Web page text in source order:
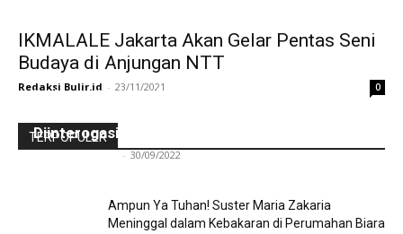
IKMALALE Jakarta Akan Gelar Pentas Seni
Budaya di Anjungan NTT
Redaksi Bulir.id - 23/11/2021 0
TERPOPULER
Ini Kronologinya! Diduga Teriaki Kata Sambo,
Diinterogasi Aparat Polres Sikka
- 30/09/2022
Ampun Ya Tuhan! Suster Maria Zakaria
Meninggal dalam Kebakaran di Perumahan Biara